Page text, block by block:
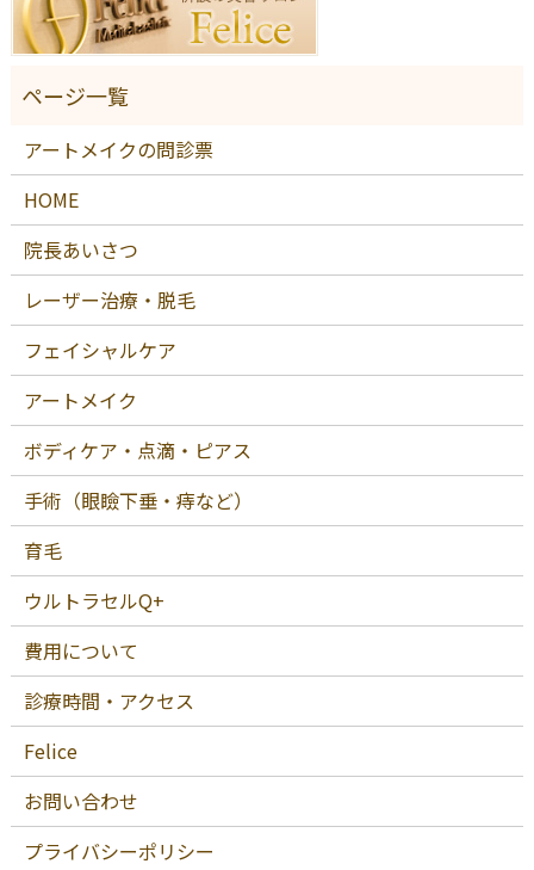
アートメイクの問診票
HOME
院長あいさつ
レーザー治療・脱毛
フェイシャルケア
アートメイク
ボディケア・点滴・ピアス
手術（眼瞼下垂・痔など）
育毛
ウルトラセルQ+
費用について
診療時間・アクセス
Felice
お問い合わせ
プライバシーポリシー